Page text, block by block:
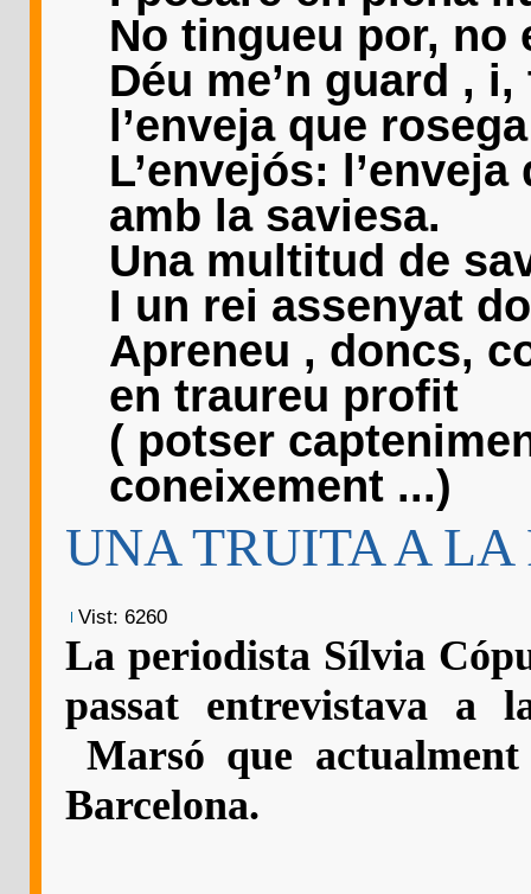
No tingueu por, no
Déu me’n guard ,
l’enveja que rosega
L’envejós:
amb la saviesa.
Una multitud de
I un rei assenyat
Apreneu , doncs,
en traureu profit
( potser
coneixement ...)
UNA TRUITA A LA
Vist: 6260
La periodista Sílvia
passat entrevistava a
Marsó que
Barcelona.